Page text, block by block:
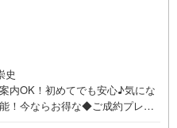
史
内OK！初めてでも安心♪気にな
！今ならお得な◆ご成約プレゼ